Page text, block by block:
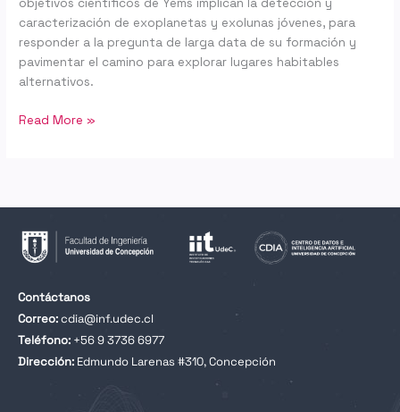
objetivos científicos de Yems implican la detección y
caracterización de exoplanetas y exolunas jóvenes, para
responder a la pregunta de larga data de su formación y
pavimentar el camino para explorar lugares habitables
alternativos.
Read More »
Contáctanos
Correo:cdia@inf.udec.cl
Teléfono: +56 9 3736 6977
Dirección: Edmundo Larenas #310, Concepción